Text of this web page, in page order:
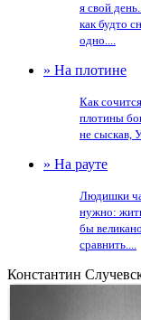
я свой
как будто
одно....
» На плотине
Как
плотины
не сыскав,
» На рауте
Людишки
нужно:
бы
сравнить....
Константин